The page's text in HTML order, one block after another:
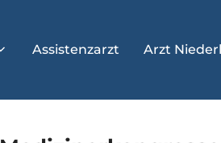
Assistenzarzt Arzt